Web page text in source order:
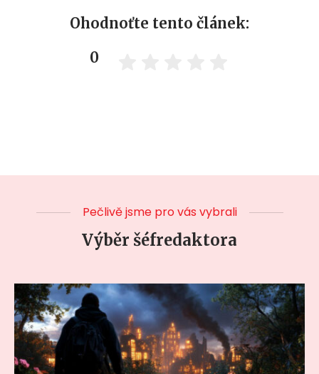
Ohodnoťte tento článek:
0
Pečlivě jsme pro vás vybrali
Výběr šéfredaktora